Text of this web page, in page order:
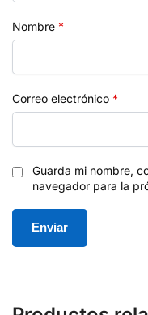
Nombre *
Correo electrónico *
Guarda mi nombre,
navegador para la